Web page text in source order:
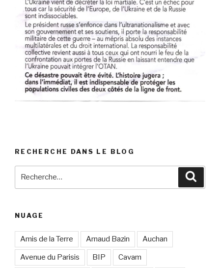
RECHERCHE DANS LE BLOG
NUAGE
Amis de la Terre Arnaud Bazin Auchan
Avenue du Parisis BIP Cavam